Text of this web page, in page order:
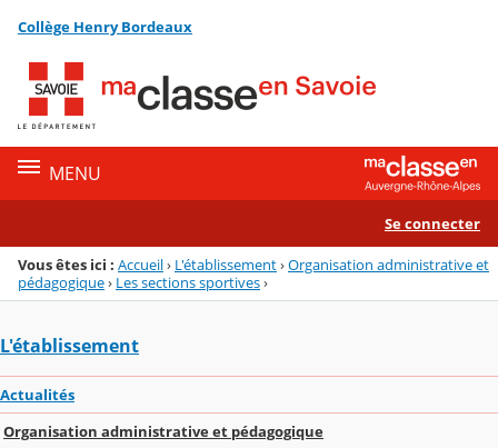
Menu de la rubrique
Contenu
Collège Henry Bordeaux
MENU
Se connecter
Vous êtes ici : Accueil› L'établissement›Organisation administrative et
pédagogique› Les sections sportives›
L'établissement
Actualités
Organisation administrative et pédagogique